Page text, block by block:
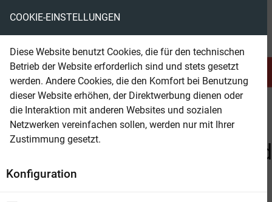
Serien & Abo Belletristik
beam Belletristik Science Fiction Military-SF
Beam Shop
Sternkreuzer Proxima - In
Folge 5
COOKIE-EINSTELLUNGEN
Diese Website benutzt Cookies, die für den technischen
Betrieb der Website erforderlich sind und stets gesetzt
werden. Andere Cookies, die den Komfort bei Benutzung
dieser Website erhöhen, der Direktwerbung dienen oder
die Interaktion mit anderen Websites und sozialen
Netzwerken vereinfachen sollen, werden nur mit Ihrer
Zustimmung gesetzt.
Konfiguration